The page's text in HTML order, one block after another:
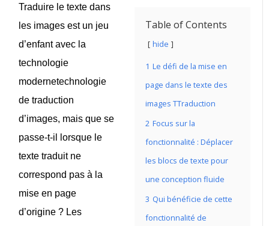
Table of Contents
hide
1 Le défi de la mise en
page dans le texte des
images TTraduction
2 Focus sur la
fonctionnalité : Déplacer
les blocs de texte pour
une conception fluide
3 Qui bénéficie de cette
fonctionnalité de
Traduire le texte dans
les images est un jeu
d’enfant avec la
technologie
modernetechnologie
de traduction
d’images, mais que se
passe-t-il lorsque le
texte traduit ne
correspond pas à la
mise en page
d’origine ? Les